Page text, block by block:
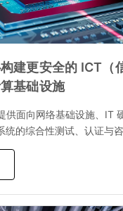
建更安全的 ICT（
基础设施
供面向网络基础设施、IT
统的综合性测试、认证与咨